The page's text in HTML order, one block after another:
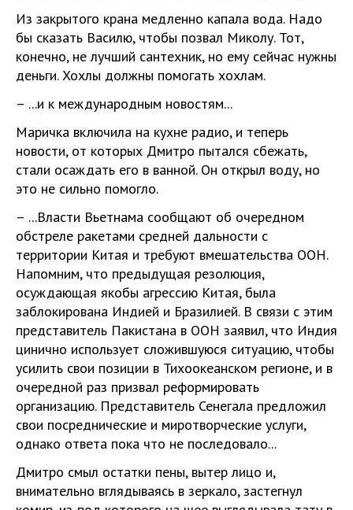
Из закрытого крана медленно капала вода. Надо
бы сказать Василю, чтобы позвал Миколу. Тот,
конечно, не лучший сантехник, но ему сейчас нужны
деньги. Хохлы должны помогать хохлам.
– ...и к международным новостям...
Маричка включила на кухне радио, и теперь
новости, от которых Дмитро пытался сбежать,
стали осаждать его в ванной. Он открыл воду, но
это не сильно помогло.
– ...Власти Вьетнама сообщают об очередном
обстреле ракетами средней дальности с
территории Китая и требуют вмешательства ООН.
Напомним, что предыдущая резолюция,
осуждающая якобы агрессию Китая, была
заблокирована Индией и Бразилией. В связи с этим
представитель Пакистана в ООН заявил, что Индия
цинично использует сложившуюся ситуацию, чтобы
усилить свои позиции в Тихоокеанском регионе, и в
очередной раз призвал реформировать
организацию. Представитель Сенегала предложил
свои посреднические и миротворческие услуги,
однако ответа пока что не последовало...
Дмитро смыл остатки пены, вытер лицо и,
внимательно вглядываясь в зеркало, застегнул